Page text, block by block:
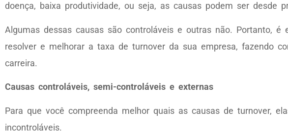
doença, baixa produtividade, ou seja, as causas podem ser
Algumas dessas causas são controláveis e outras não. Portanto,
resolver e melhorar a taxa de turnover da sua empresa, fazendo
carreira.
Causas controláveis, semi-controláveis e externas
Para que você compreenda melhor quais as causas de turnover,
incontroláveis.